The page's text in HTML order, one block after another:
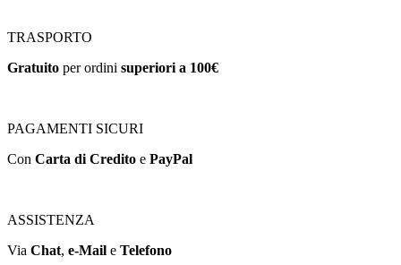
TRASPORTO
Gratuito per ordini superiori a 100€
PAGAMENTI SICURI
Con Carta di Credito e PayPal
ASSISTENZA
Via Chat, e-Mail e Telefono